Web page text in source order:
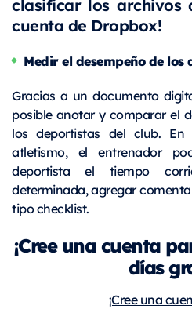
cuenta de Dropbox!
Medir el desempeño de los
Gracias a un documento
posible anotar y comparar el
los deportistas del club.
atletismo, el entrenador
deportista el tiempo
determinada, agregar
tipo checklist.
¡Cree una cuenta
días
¡Cree una